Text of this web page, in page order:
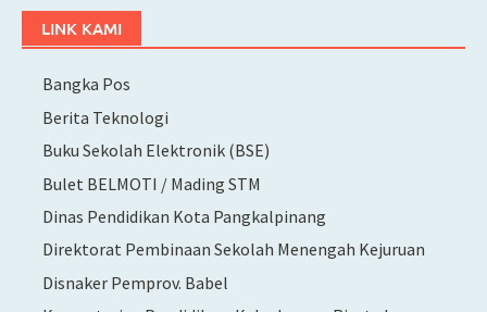
LINK KAMI
Bangka Pos
Berita Teknologi
Buku Sekolah Elektronik (BSE)
Bulet BELMOTI / Mading STM
Dinas Pendidikan Kota Pangkalpinang
Direktorat Pembinaan Sekolah Menengah Kejuruan
Disnaker Pemprov. Babel